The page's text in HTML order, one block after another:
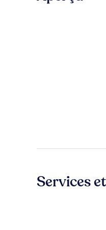
Services